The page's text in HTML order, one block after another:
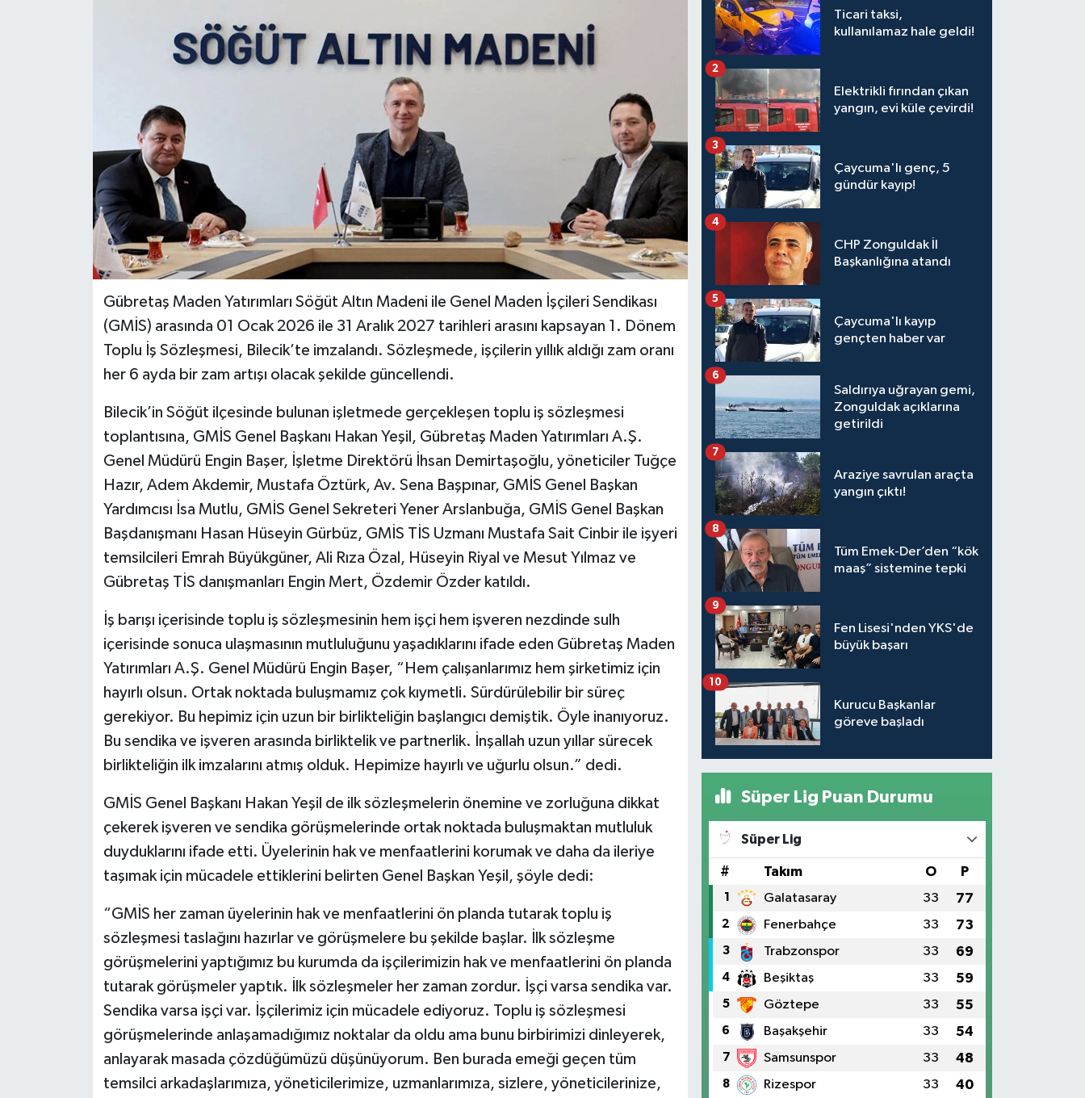
Gübretaş Maden Yatırımları Söğüt Altın Madeni ile Genel Maden İşçileri Sendikası
(GMİS) arasında 01 Ocak 2026 ile 31 Aralık 2027 tarihleri arasını kapsayan 1. Dönem
Toplu İş Sözleşmesi, Bilecik’te imzalandı. Sözleşmede, işçilerin yıllık aldığı zam oranı
her 6 ayda bir zam artışı olacak şekilde güncellendi.
Bilecik’in Söğüt ilçesinde bulunan işletmede gerçekleşen toplu iş sözleşmesi
toplantısına, GMİS Genel Başkanı Hakan Yeşil, Gübretaş Maden Yatırımları A.Ş.
Genel Müdürü Engin Başer, İşletme Direktörü İhsan Demirtaşoğlu, yöneticiler Tuğçe
Hazır, Adem Akdemir, Mustafa Öztürk, Av. Sena Başpınar, GMİS Genel Başkan
Yardımcısı İsa Mutlu, GMİS Genel Sekreteri Yener Arslanbuğa, GMİS Genel Başkan
Başdanışmanı Hasan Hüseyin Gürbüz, GMİS TİS Uzmanı Mustafa Sait Cinbir ile işyeri
temsilcileri Emrah Büyükgüner, Ali Rıza Özal, Hüseyin Riyal ve Mesut Yılmaz ve
Gübretaş TİS danışmanları Engin Mert, Özdemir Özder katıldı.
İş barışı içerisinde toplu iş sözleşmesinin hem işçi hem işveren nezdinde sulh
içerisinde sonuca ulaşmasının mutluluğunu yaşadıklarını ifade eden Gübretaş Maden
Yatırımları A.Ş. Genel Müdürü Engin Başer, “Hem çalışanlarımız hem şirketimiz için
hayırlı olsun. Ortak noktada buluşmamız çok kıymetli. Sürdürülebilir bir süreç
gerekiyor. Bu hepimiz için uzun bir birlikteliğin başlangıcı demiştik. Öyle inanıyoruz.
Bu sendika ve işveren arasında birliktelik ve partnerlik. İnşallah uzun yıllar sürecek
birlikteliğin ilk imzalarını atmış olduk. Hepimize hayırlı ve uğurlu olsun.” dedi.
GMİS Genel Başkanı Hakan Yeşil de ilk sözleşmelerin önemine ve zorluğuna dikkat
çekerek işveren ve sendika görüşmelerinde ortak noktada buluşmaktan mutluluk
duyduklarını ifade etti. Üyelerinin hak ve menfaatlerini korumak ve daha da ileriye
taşımak için mücadele ettiklerini belirten Genel Başkan Yeşil, şöyle dedi:
“GMİS her zaman üyelerinin hak ve menfaatlerini ön planda tutarak toplu iş
sözleşmesi taslağını hazırlar ve görüşmelere bu şekilde başlar. İlk sözleşme
görüşmelerini yaptığımız bu kurumda da işçilerimizin hak ve menfaatlerini ön planda
tutarak görüşmeler yaptık. İlk sözleşmeler her zaman zordur. İşçi varsa sendika var.
Sendika varsa işçi var. İşçilerimiz için mücadele ediyoruz. Toplu iş sözleşmesi
görüşmelerinde anlaşamadığımız noktalar da oldu ama bunu birbirimizi dinleyerek,
anlayarak masada çözdüğümüzü düşünüyorum. Ben burada emeği geçen tüm
temsilci arkadaşlarımıza, yöneticilerimize, uzmanlarımıza, sizlere, yöneticilerinize,
Ticari taksi,
kullanılamaz hale geldi!
Elektrikli fırından çıkan
yangın, evi küle çevirdi!
2
Çaycuma'lı genç, 5
gündür kayıp!
3
CHP Zonguldak İl
Başkanlığına atandı
4
Çaycuma'lı kayıp
gençten haber var
5
Saldırıya uğrayan gemi,
Zonguldak açıklarına
getirildi
6
Araziye savrulan araçta
yangın çıktı!
7
Tüm Emek-Der’den “kök
maaş” sistemine tepki
8
Fen Lisesi'nden YKS'de
büyük başarı
9
Kurucu Başkanlar
göreve başladı
10
Süper Lig Puan Durumu
Süper Lig
# Takım O P
1 Galatasaray 33 77
2 Fenerbahçe 33 73
3 Trabzonspor 33 69
4 Beşiktaş 33 59
5 Göztepe 33 55
6 Başakşehir 33 54
7 Samsunspor 33 48
8 Rizespor 33 40
Bilim veTeknoloji
SEKTÖR
Magazin
haber ara
Günün Haberleri
Yazarlarımız
Tüm Haberler
Videolu Haberler
Tüm Haberler